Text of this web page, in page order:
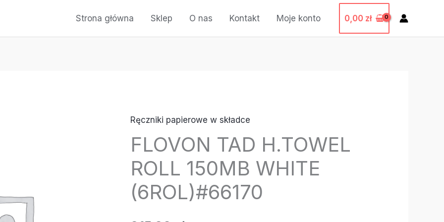
Strona główna Sklep O nas Kontakt Moje konto 0,00 zł
Ręczniki papierowe w składce
FLOVON TAD H.TOWEL
ROLL 150MB WHITE
(6ROL)#66170
ilość
FLOVON
TAD
H.TOWEL
ROLL
150MB